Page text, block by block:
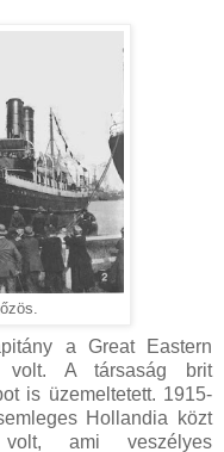
a Great Eastern
volt. A társaság brit
is üzemeltetett. 1915-
Hollandia közt
ami veszélyes